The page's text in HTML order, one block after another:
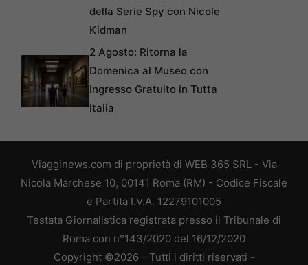
della Serie Spy con Nicole
Kidman
2 Agosto: Ritorna la
Domenica al Museo con
Ingresso Gratuito in Tutta
Italia
Viagginews.com di proprietà di WEB 365 SRL - Via
Nicola Marchese 10, 00141 Roma (RM) - Codice Fiscale
e Partita I.V.A. 12279101005
Testata Giornalistica registrata presso il Tribunale di
Roma con n°143/2020 del 16/12/2020
Copyright ©2026 - Tutti i diritti riservati -